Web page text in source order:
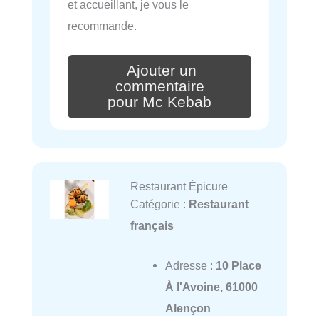
et accueillant, je vous le
recommande.
Ajouter un
commentaire
pour Mc Kebab
Restaurant Épicure
Catégorie : Restaurant
français
Adresse : 10 Place
À l'Avoine, 61000
Alençon